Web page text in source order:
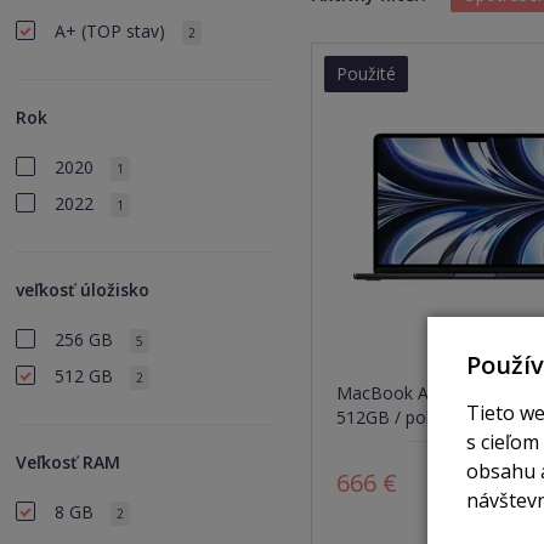
A+ (TOP stav) 2
Rok
2020 1
2022 1
veľkosť úložisko
256 GB 5
512 GB 2
Veľkosť RAM
8 GB 2
Použité
MacBook Air 13,6" / M2 /
512GB / polnočný (2022)
666 €
Tieto
s
obsahu